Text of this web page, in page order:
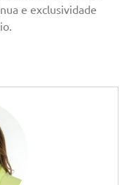
e exclusividade